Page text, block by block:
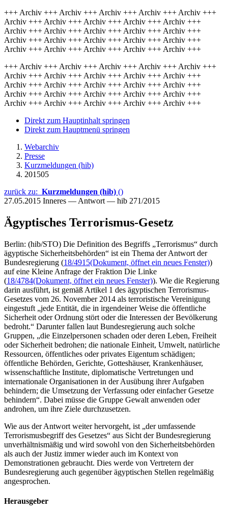
+++ Archiv +++ Archiv +++ Archiv +++ Archiv +++ Archiv +++
Archiv +++ Archiv +++ Archiv +++ Archiv +++ Archiv +++
Archiv +++ Archiv +++ Archiv +++ Archiv +++ Archiv +++
Archiv +++ Archiv +++ Archiv +++ Archiv +++ Archiv +++
Archiv +++ Archiv +++ Archiv +++ Archiv +++ Archiv +++
+++ Archiv +++ Archiv +++ Archiv +++ Archiv +++ Archiv +++
Archiv +++ Archiv +++ Archiv +++ Archiv +++ Archiv +++
Archiv +++ Archiv +++ Archiv +++ Archiv +++ Archiv +++
Archiv +++ Archiv +++ Archiv +++ Archiv +++ Archiv +++
Archiv +++ Archiv +++ Archiv +++ Archiv +++ Archiv +++
Direkt zum Hauptinhalt springen
Direkt zum Hauptmenü springen
Webarchiv
Presse
Kurzmeldungen (hib)
201505
zurück zu: Kurzmeldungen (hib) ()
27.05.2015 Inneres — Antwort — hib 271/2015
Ägyptisches Terrorismus-Gesetz
Berlin: (hib/STO) Die Definition des Begriffs „Terrorismus“ durch
ägyptische Sicherheitsbehörden“ ist ein Thema der Antwort der
Bundesregierung (18/4915(Dokument, öffnet ein neues Fenster))
auf eine Kleine Anfrage der Fraktion Die Linke
(18/4784(Dokument, öffnet ein neues Fenster)). Wie die Regierung
darin ausführt, ist gemäß Artikel 1 des ägyptischen Terrorismus-
Gesetzes vom 26. November 2014 als terroristische Vereinigung
eingestuft „jede Entität, die in irgendeiner Weise die öffentliche
Sicherheit oder Ordnung stört oder die Interessen der Bevölkerung
bedroht.“ Darunter fallen laut Bundesregierung auch solche
Gruppen, „die Einzelpersonen schaden oder deren Leben, Freiheit
oder Sicherheit bedrohen; die nationale Einheit, Umwelt, natürliche
Ressourcen, öffentliches oder privates Eigentum schädigen;
öffentliche Behörden, Gerichte, Gotteshäuser, Krankenhäuser,
wissenschaftliche Institute, diplomatische Vertretungen und
internationale Organisationen in der Ausübung ihrer Aufgaben
behindern; die Umsetzung der Verfassung oder einfacher Gesetze
behindern“. Dabei müsse die Gruppe Gewalt anwenden oder
androhen, um ihre Ziele durchzusetzen.
Wie aus der Antwort weiter hervorgeht, ist „der umfassende
Terrorismusbegriff des Gesetzes“ aus Sicht der Bundesregierung
unverhältnismäßig und wird sowohl von den Sicherheitsbehörden
als auch der Justiz immer wieder auch im Kontext von
Demonstrationen gebraucht. Dies werde von Vertretern der
Bundesregierung auch gegenüber ägyptischen Stellen regelmäßig
angesprochen.
Herausgeber